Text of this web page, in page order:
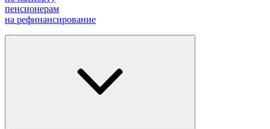
пенсионерам
на рефинансирование